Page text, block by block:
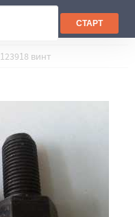
123918 винт